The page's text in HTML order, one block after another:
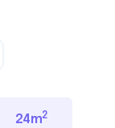
24m2